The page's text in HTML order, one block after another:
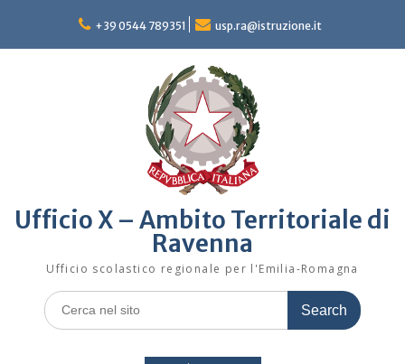
content
+39 0544 789351 usp.ra@istruzione.it
Ufficio X – Ambito Territoriale di
Ravenna
Ufficio scolastico regionale per l'Emilia-Romagna
Search
for: